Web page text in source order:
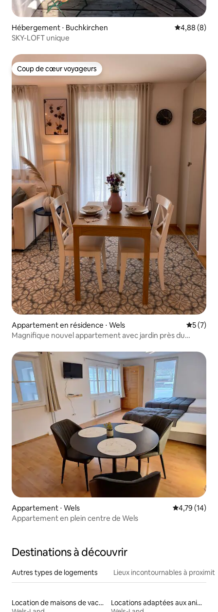
Hébergement ⋅ Buchkirchen Évaluation
4,88 (8)
SKY-LOFT unique
Coup de cœur voyageurs
Coup de cœur voyageurs
Appartement en résidence ⋅ Wels
5 (7)
Magnifique nouvel appartement avec jardin près du
Appartement ⋅ Wels Évaluation
4,79 (14)
Appartement en plein centre de Wels
Destinations à découvrir
Autres types de logements Lieux incontournables à
Location de maisons de vacances
Locations adaptées aux animaux